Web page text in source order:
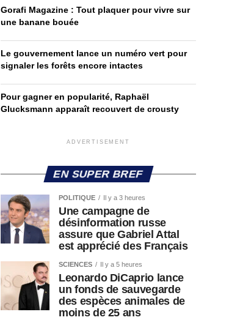
Gorafi Magazine : Tout plaquer pour vivre sur
une banane bouée
Le gouvernement lance un numéro vert pour
signaler les forêts encore intactes
Pour gagner en popularité, Raphaël
Glucksmann apparaît recouvert de crousty
ADVERTISEMENT
EN SUPER BREF
POLITIQUE Il y a 3 heures
Une campagne de
désinformation russe
assure que Gabriel Attal
est apprécié des Français
SCIENCES Il y a 5 heures
Leonardo DiCaprio lance
un fonds de sauvegarde
des espèces animales de
moins de 25 ans